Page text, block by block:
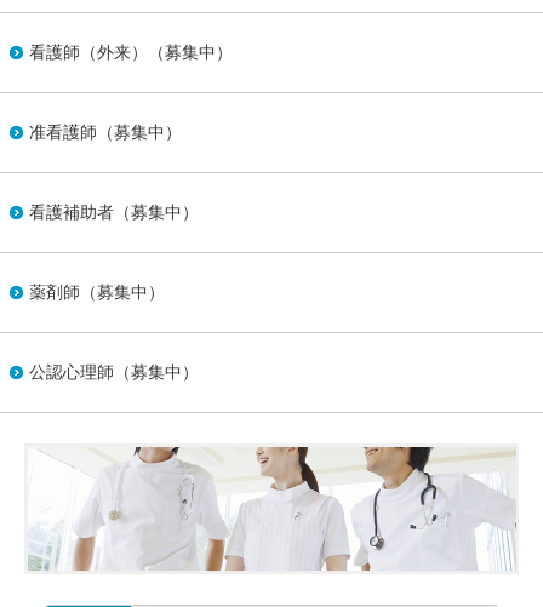
看護師（外来）（募集中）
准看護師（募集中）
看護補助者（募集中）
薬剤師（募集中）
公認心理師（募集中）